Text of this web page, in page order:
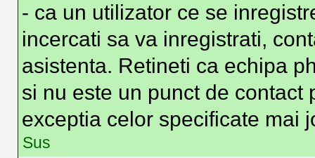
- ca un utilizator ce se
incercati sa va inregistrati,
asistenta. Retineti ca echipa
si nu este un punct de
exceptia celor specificate mai
Sus